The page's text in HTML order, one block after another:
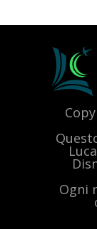
Ogni